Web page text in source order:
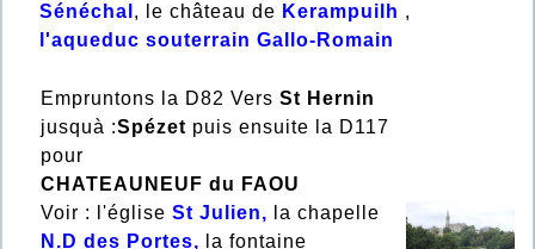
Sénéchal , le château de Kerampuilh ,
l'aqueduc souterrain Gallo-Romain
Empruntons la D82 Vers St Hernin
jusquà :Spézet puis ensuite la D117
pour
CHATEAUNEUF du FAOU
Voir : l'église St Julien, la chapelle
N.D des Portes, la fontaine